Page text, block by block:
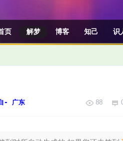
页 解梦 博客 知己 识
- 广东 88